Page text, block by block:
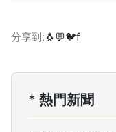
分享到:🐧💬🐦f
* 熱門新聞